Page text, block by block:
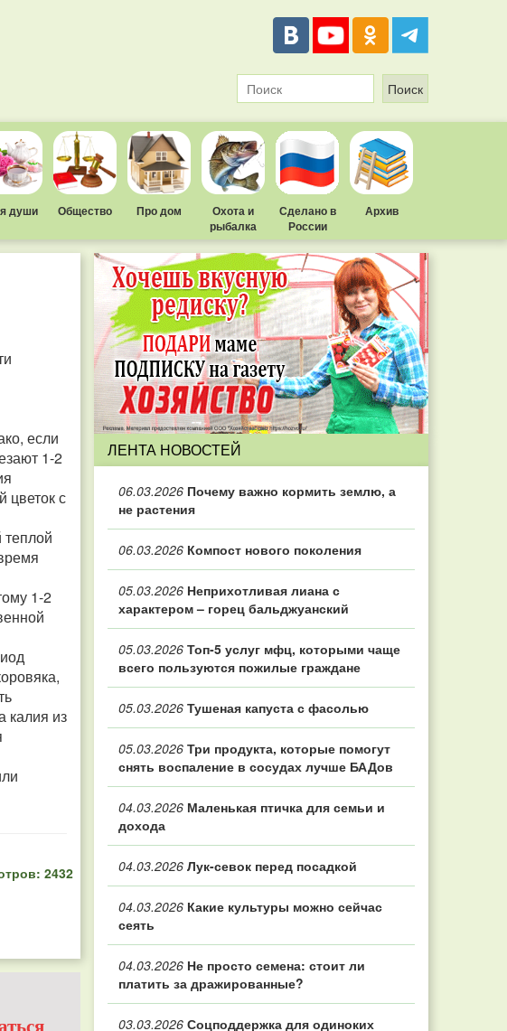
души Общество Про дом
Охота и
рыбалка
Сделано в
России
Архив
если
1-2
цветок с
1-2
калия из
2432
ЛЕНТА НОВОСТЕЙ
06.03.2026 Почему важно кормить землю, а
не растения
06.03.2026 Компост нового поколения
05.03.2026 Неприхотливая лиана с
характером – горец бальджуанский
05.03.2026 Топ‑5 услуг мфц, которыми чаще
всего пользуются пожилые граждане
05.03.2026 Тушеная капуста с фасолью
05.03.2026 Три продукта, которые помогут
снять воспаление в сосудах лучше БАДов
04.03.2026 Маленькая птичка для семьи и
дохода
04.03.2026 Лук-севок перед посадкой
04.03.2026 Какие культуры можно сейчас
сеять
04.03.2026 Не просто семена: стоит ли
платить за дражированные?
03.03.2026 Соцподдержка для одиноких